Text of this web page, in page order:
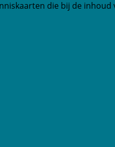
die bij de inhoud